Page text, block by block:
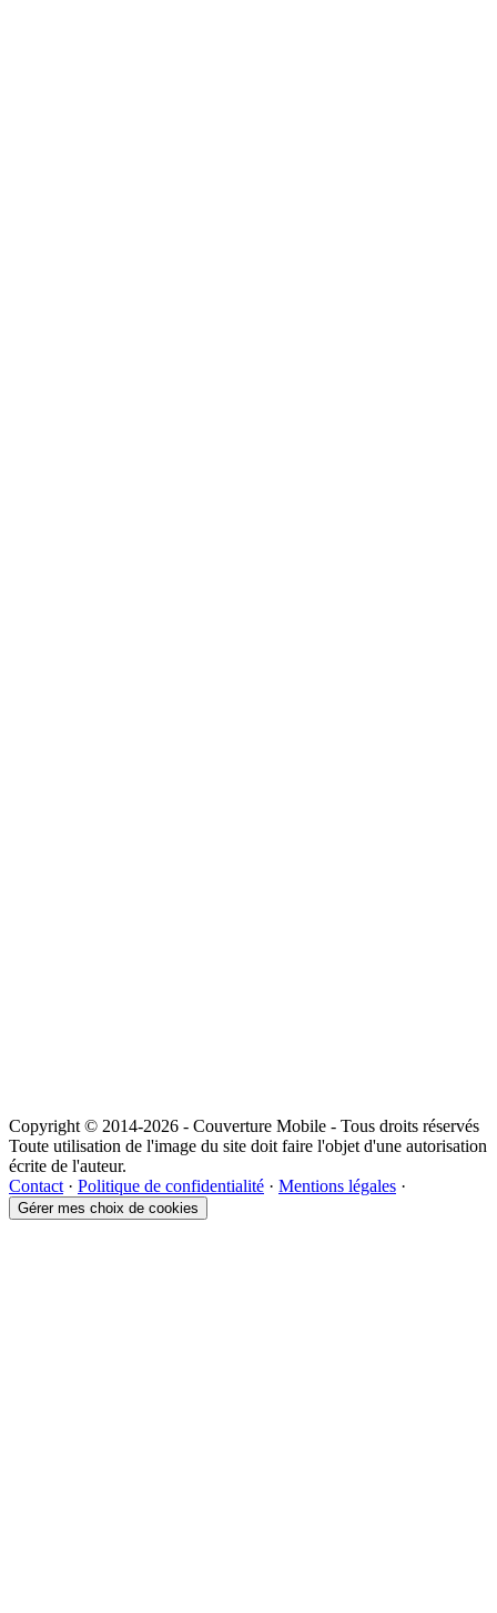
Copyright © 2014-2026 - Couverture Mobile - Tous droits réservés
Toute utilisation de l'image du site doit faire l'objet d'une autorisation
écrite de l'auteur.
Contact · Politique de confidentialité · Mentions légales ·
Gérer mes choix de cookies